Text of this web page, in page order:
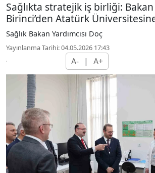
Sağlıkta stratejik iş birliği: Bakan
Birinci’den Atatürk
Sağlık Bakan Yardımcısı Doç
Yayınlanma Tarihi: 04.05.2026 17:43
A- | A+